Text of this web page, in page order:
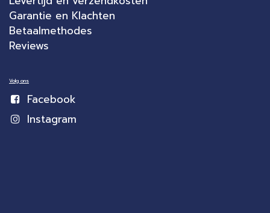
Garantie en Klachten
Betaalmethodes
Reviews
Volg ons
Facebook
Instagram